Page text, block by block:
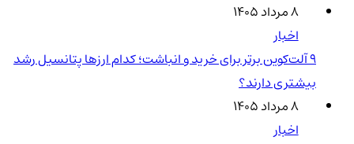
۸ مرداد ۱۴۰۵
اخبار
۹ آلت‌کوین برتر برای خرید و انباشت؛ کدام ارزها پتانسیل رشد
بیشتری دارند؟
۸ مرداد ۱۴۰۵
اخبار